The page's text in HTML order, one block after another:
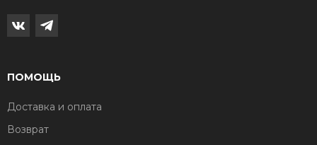
ПОМОЩЬ
Доставка и оплата
Возврат